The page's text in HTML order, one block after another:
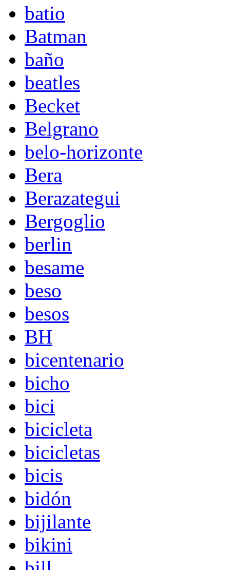
batio
Batman
baño
beatles
Becket
Belgrano
belo-horizonte
Bera
Berazategui
Bergoglio
berlin
besame
beso
besos
BH
bicentenario
bicho
bici
bicicleta
bicicletas
bicis
bidón
bijilante
bikini